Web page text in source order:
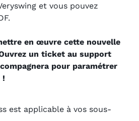
et vous pouvez
en œuvre cette nouvelle
un ticket au support
pour paramétrer
!
est applicable à vos sous-